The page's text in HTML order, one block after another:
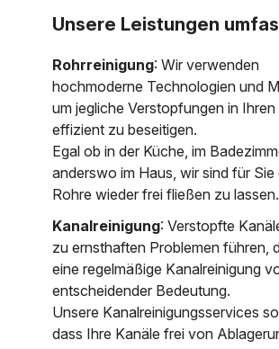
Unsere Leistungen
Rohrreinigung: Wir verwenden
hochmoderne Technologien und
um jegliche Verstopfungen in
effizient zu beseitigen.
Egal ob in der Küche, im
anderswo im Haus, wir sind für Sie
Rohre wieder frei fließen zu lassen.
Kanalreinigung: Verstopfte
zu ernsthaften Problemen führen,
eine regelmäßige Kanalreinigung
entscheidender Bedeutung.
Unsere Kanalreinigungsservices
dass Ihre Kanäle frei von